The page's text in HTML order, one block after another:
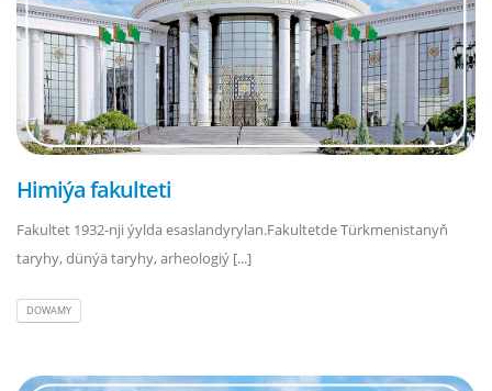
Himiýa fakulteti
Fakultet 1932-nji ýylda esaslandyrylan.Fakultetde Türkmenistanyň
taryhy, dünýä taryhy, arheologiý [...]
DOWAMY